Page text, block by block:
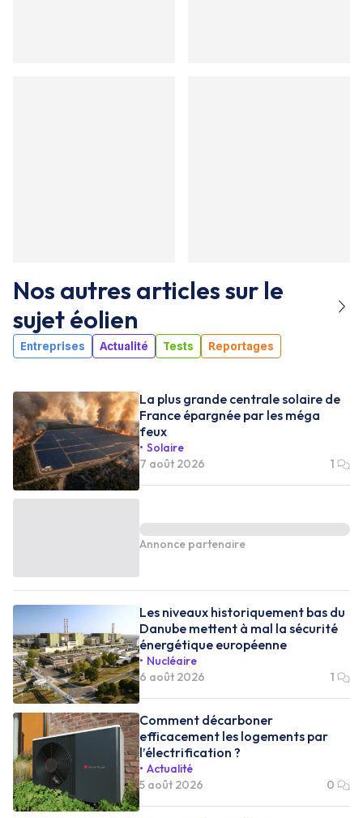
Nos autres articles sur le
sujetéolien
Entreprises Actualité Tests Reportages
La plus grande centrale solaire de
France épargnée par les méga
feux
Solaire
7 août 2026
1
Annonce partenaire
Les niveaux historiquement bas du
Danube mettent à mal la sécurité
énergétique européenne
Nucléaire
6 août 2026
1
Comment décarboner
efficacement les logements par
l’électrification ?
Actualité
5 août 2026
0